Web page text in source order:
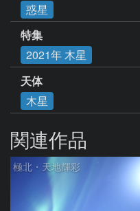
惑星
特集
2021年 木星
天体
木星
関連作品
極北・天地輝彩